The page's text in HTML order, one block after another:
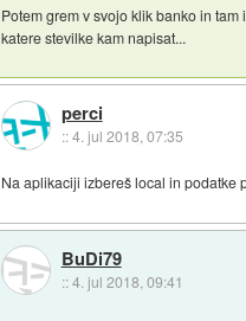
Potem grem v svojo klik banko in
katere stevilke kam napisat...
perci
::4. jul 2018, 07:35
Na aplikaciji izbereš local in podatke
BuDi79
::4. jul 2018, 09:41